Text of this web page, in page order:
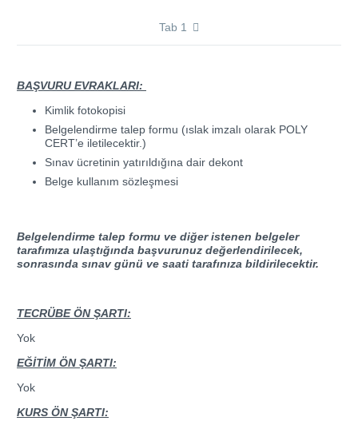
Tab 1
BAŞVURU EVRAKLARI:
Kimlik fotokopisi
Belgelendirme talep formu (ıslak imzalı olarak POLY
CERT’e iletilecektir.)
Sınav ücretinin yatırıldığına dair dekont
Belge kullanım sözleşmesi
Belgelendirme talep formu ve diğer istenen belgeler
tarafımıza ulaştığında başvurunuz değerlendirilecek,
sonrasında sınav günü ve saati tarafınıza bildirilecektir.
TECRÜBE ÖN ŞARTI:
Yok
EĞİTİM ÖN ŞARTI:
Yok
KURS ÖN ŞARTI: